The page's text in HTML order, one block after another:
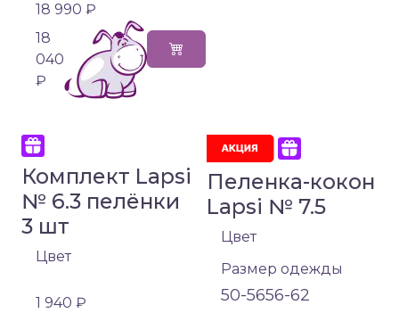
18 990 ₽
18
040
₽
Комплект Lapsi
№ 6.3 пелёнки
3 шт
Цвет
1 940 ₽
Пеленка-кокон
Lapsi № 7.5
Цвет
Размер одежды
50-5656-62